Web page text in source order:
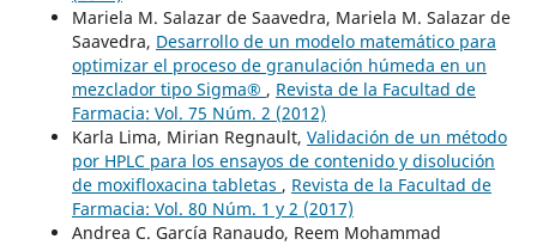
Mariela M. Salazar de Saavedra, Mariela M. Salazar de
Saavedra, Desarrollo de un modelo matemático para
optimizar el proceso de granulación húmeda en un
mezclador tipo Sigma® , Revista de la Facultad de
Farmacia: Vol. 75 Núm. 2 (2012)
Karla Lima, Mirian Regnault, Validación de un método
por HPLC para los ensayos de contenido y disolución
de moxifloxacina tabletas , Revista de la Facultad de
Farmacia: Vol. 80 Núm. 1 y 2 (2017)
Andrea C. García Ranaudo, Reem Mohammad